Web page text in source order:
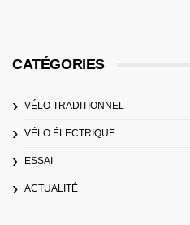
CATÉGORIES
VÉLO TRADITIONNEL
VÉLO ÉLECTRIQUE
ESSAI
ACTUALITÉ